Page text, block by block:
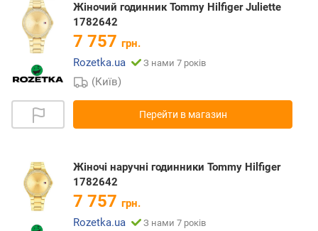
Жіночий годинник Tommy Hilfiger Juliette
1782642
7 757 грн.
Rozetka.ua
З нами 7 років
(Київ)
Перейти в магазин
Жіночі наручні годинники Tommy Hilfiger
1782642
7 757 грн.
Rozetka.ua
З нами 7 років